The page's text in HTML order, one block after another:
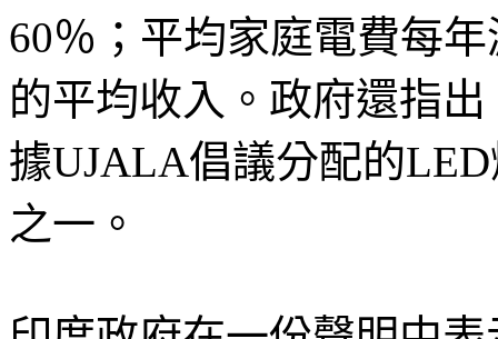
60％；平均家庭電費每
的平均收入。政府還指
據UJALA倡議分配的
之一。